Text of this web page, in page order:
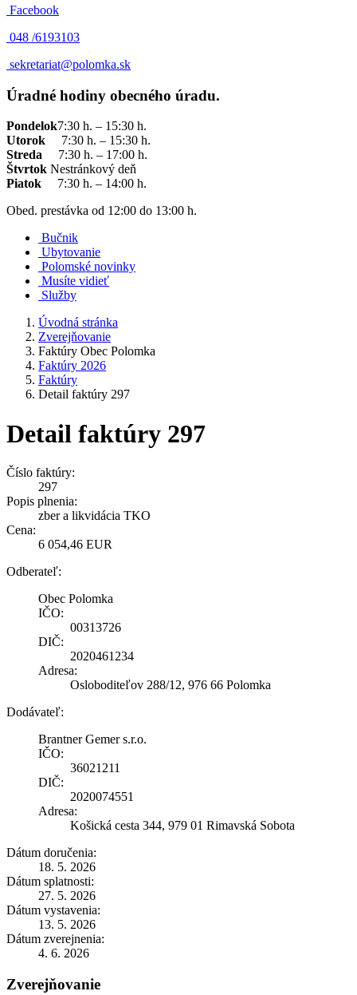
Facebook
048 /6193103
sekretariat@polomka.sk
Úradné hodiny obecného úradu.
Pondelok7:30 h. – 15:30 h.
Utorok 7:30 h. – 15:30 h.
Streda 7:30 h. – 17:00 h.
Štvrtok Nestránkový deň
Piatok
7:30 h. – 14:00 h.
Obed. prestávka od 12:00 do 13:00 h.
Bučnik
Ubytovanie
Polomské novinky
Musíte vidieť
Služby
Úvodná stránka
Zverejňovanie
Faktúry Obec Polomka
Faktúry 2026
Faktúry
Detail faktúry 297
Detail faktúry 297
Číslo faktúry:
297
Popis plnenia:
zber a likvidácia TKO
Cena:
6 054,46 EUR
Odberateľ:
Obec Polomka
IČO:
00313726
DIČ:
2020461234
Adresa:
Osloboditeľov 288/12, 976 66 Polomka
Dodávateľ:
Brantner Gemer s.r.o.
IČO:
36021211
DIČ:
2020074551
Adresa:
Košická cesta 344, 979 01 Rimavská Sobota
Dátum doručenia:
18. 5. 2026
Dátum splatnosti:
27. 5. 2026
Dátum vystavenia:
13. 5. 2026
Dátum zverejnenia:
4. 6. 2026
Zverejňovanie